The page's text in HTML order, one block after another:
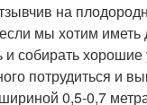
на
мы хотим иметь
и собирать
потрудиться и
0,5-0,7